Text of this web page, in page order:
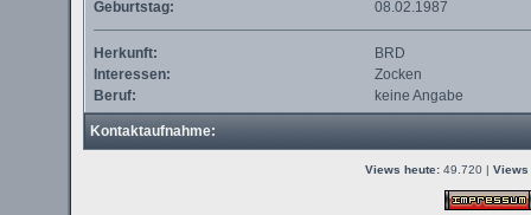
Geburtstag:
08.02.1987
Herkunft:
BRD
Interessen:
Zocken
Beruf:
keine Angabe
Kontaktaufnahme:
Views heute:49.720 | Views